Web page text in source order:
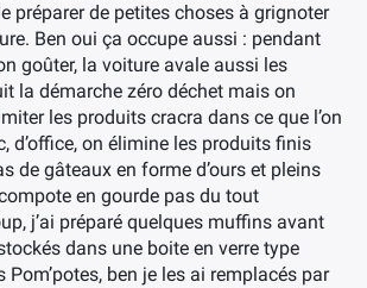
préparer de petites choses à grignoter
Ben oui ça occupe aussi : pendant
goûter, la voiture avale aussi les
la démarche zéro déchet mais on
les produits cracra dans ce que l’on
d’office, on élimine les produits finis
de gâteaux en forme d’ours et pleins
en gourde pas du tout
j’ai préparé quelques muffins avant
dans une boite en verre type
Pom’potes, ben je les ai remplacés par